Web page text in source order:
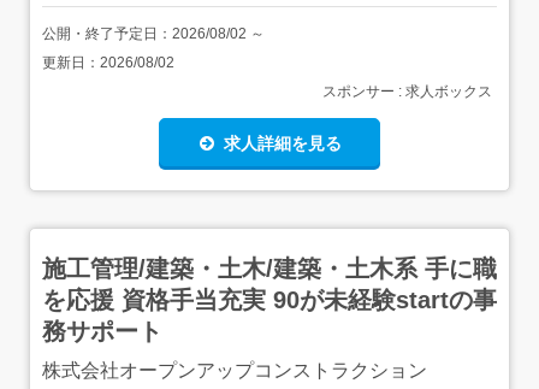
公開・終了予定日： 2026/08/02 ～
更新日： 2026/08/02
スポンサー : 求人ボックス
求人詳細を見る
施工管理/建築・土木/建築・土木系 手に職
を応援 資格手当充実 90が未経験startの事
務サポート
株式会社オープンアップコンストラクション